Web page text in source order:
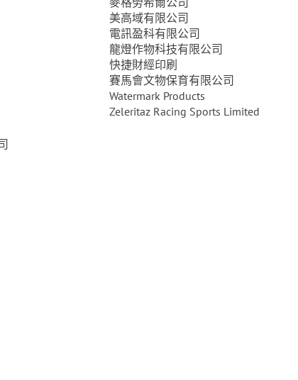
美高域有限公司
電訊盈科有限公司
龍燈作物科技有限公司
快捷財經印刷
賽馬會文物保育有限公司
Watermark Products
Zeleritaz Racing Sports Limited